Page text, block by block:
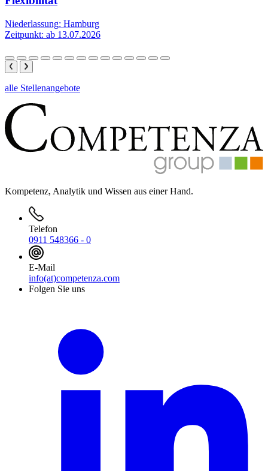
Niederlassung: Hamburg
Zeitpunkt: ab 13.07.2026
alle Stellenangebote
Kompetenz, Analytik und Wissen aus einer Hand.
Telefon
0911 548366 - 0
E-Mail
info(at)competenza.com
Folgen Sie uns